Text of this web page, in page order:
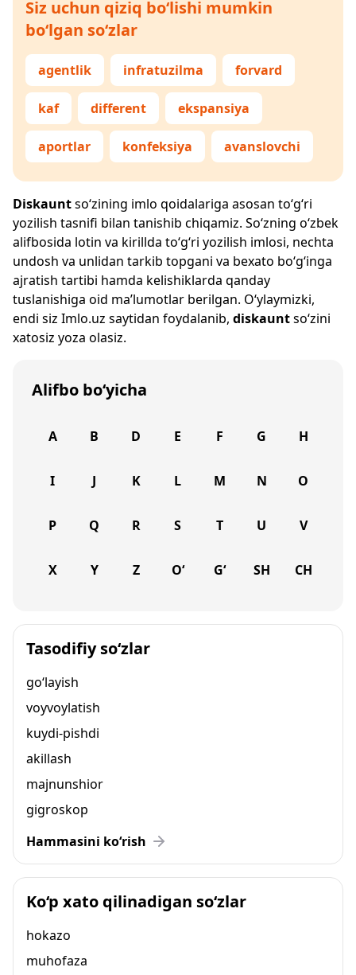
Siz uchun qiziq bo‘lishi mumkin
bo‘lgan so‘zlar
agentlik infratuzilma forvard
kaf different ekspansiya
aportlar konfeksiya avanslovchi
Diskauntso‘zining imlo qoidalariga asosan to‘g‘ri
yozilish tasnifi bilan tanishib chiqamiz. So‘zning o‘zbek
alifbosida lotin va kirillda to‘g‘ri yozilish imlosi, nechta
undosh va unlidan tarkib topgani va bexato bo‘g‘inga
ajratish tartibi hamda kelishiklarda qanday
tuslanishiga oid ma’lumotlar berilgan. O‘ylaymizki,
endi siz Imlo.uz saytidan foydalanib, diskauntso‘zini
xatosiz yoza olasiz.
Alifbo bo‘yicha
A B D E F G H
I J K L M N O
P Q R S T U V
X Y Z O‘ G‘ SH CH
Tasodifiy so‘zlar
go‘layish
voyvoylatish
kuydi-pishdi
akillash
majnunshior
gigroskop
Hammasini ko‘rish
Ko‘p xato qilinadigan so‘zlar
hokazo
muhofaza